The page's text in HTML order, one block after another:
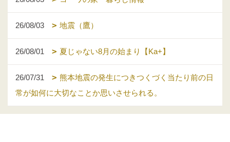
26/08/03 地震（鷹）
26/08/01 夏じゃない8月の始まり【Ka+】
26/07/31
熊本地震の発生につきつくづく当たり前の日
常が如何に大切なことか思いさせられる。